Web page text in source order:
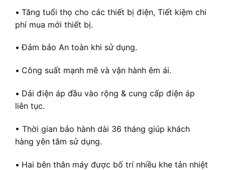
• Tăng tuổi thọ cho các thiết bị điện, Tiết kiệm chi
phí mua mới thiết bị.
• Đảm bảo An toàn khi sử dụng.
• Công suất mạnh mẽ và vận hành êm ái.
• Dải điện áp đầu vào rộng & cung cấp điện áp
liên tục.
• Thời gian bảo hành dài 36 tháng giúp khách
hàng yên tâm sử dụng.
• Hai bên thân máy được bố trí nhiều khe tản nhiệt